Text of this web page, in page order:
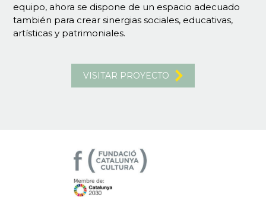
equipo, ahora se dispone de un espacio adecuado
también para crear sinergias sociales, educativas,
artísticas y patrimoniales.
VISITAR PROYECTO